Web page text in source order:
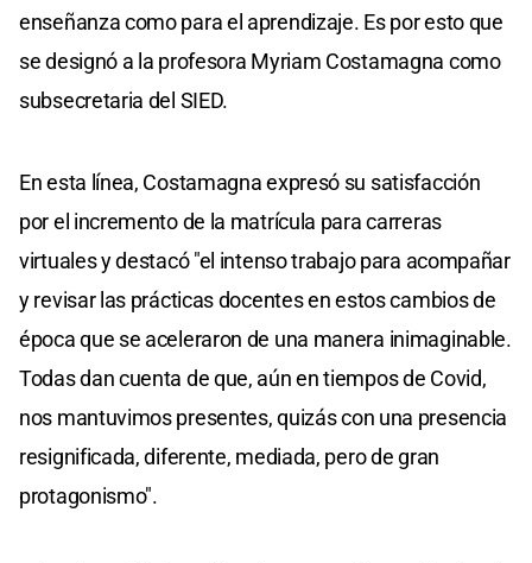
enseñanza como para el aprendizaje. Es por esto que
se designó a la profesora Myriam Costamagna como
subsecretaria del SIED.
En esta línea, Costamagna expresó su satisfacción
por el incremento de la matrícula para carreras
virtuales y destacó "el intenso trabajo para acompañar
y revisar las prácticas docentes en estos cambios de
época que se aceleraron de una manera inimaginable.
Todas dan cuenta de que, aún en tiempos de Covid,
nos mantuvimos presentes, quizás con una presencia
resignificada, diferente, mediada, pero de gran
protagonismo".